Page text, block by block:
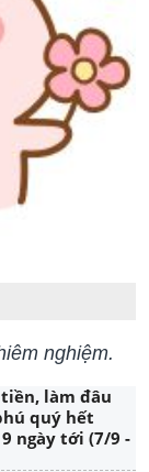
nghiệm.
làm đâu
quý hết
ngày tới (7/9 -